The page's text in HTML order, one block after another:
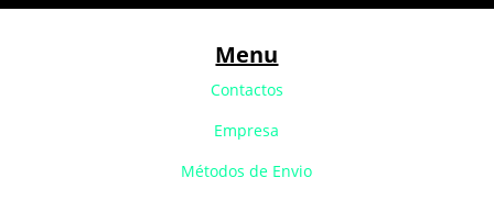
Menu
Contactos
Empresa
Métodos de Envio